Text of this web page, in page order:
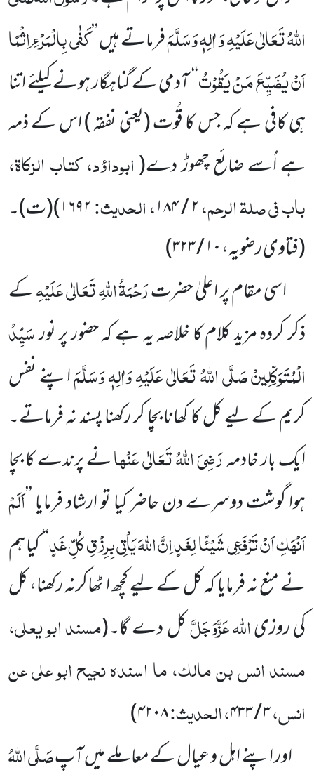
اللہُ تَعَالٰی عَلَیْہِ وَ اٰلِہٖ وَسَلَّمَفرماتے ہیں ’’کَفٰی بِالْمَرْ ءِ اِثْمًا
اَنْ یُضَیِّعَ مَنْ یَقُوْتُ‘‘آدمی کے گناہگار ہونے کیلئے اتنا
ہی کافی ہے کہ جس کا قُوت (یعنی نفقہ ) اس کے ذمہ
ہے اُسے ضائع چھوڑ دے(ابوداؤد، کتاب الزکاۃ،
باب فی صلۃ الرحم،۲ / ۱۸۴ ، الحدیث:۱۶۹۲) (ت)۔
(فتاوی رضویہ،۱۰ / ۳۲۳
)
اسی مقام پر اعلیٰ حضرترَحْمَۃُ اللہِ تَعَالٰی عَلَیْہِکے
ذکر کردہ مزید کلام کا خلاصہ یہ ہے کہ حضور پر نورسَیِّدُ
الْمُتَوَکِّلِینْ صَلَّی اللہُ تَعَالٰی عَلَیْہِ وَاٰلِہٖ وَسَلَّمَاپنے نفس
کریم کے لیے کل کا کھانا بچا کر رکھنا پسند نہ فرماتے۔
ایک بار خادمہرَضِیَ اللہُ تَعَالٰی عَنْہانے پرندے کا بچا
ہوا گوشت دوسرے دن حاضر کیا تو ارشاد فرمایا ’’اَلَمْ
اَنْہَکِ اَنْ تَرْفَعِی شَیْئًا لِغَدٍ اِنَّ اللہَ یَاْتِی بِرِزْقِ کُلِّ غَدٍ‘‘کیا ہم
نے منع نہ فرمایا کہ کل کے لیے کچھ ا ٹھاکرنہ رکھنا، کل
کی روزیاللہ عَزَّوَجَلَّکل دے گا۔(مسند ابو یعلی،
مسند انس بن مالک، ما اسندہ نجیح ابو علی عن
انس،۳ / ۴۳۳ ، الحدیث:۴۲۰۸)
اور اپنے اہل و عیال کے معاملے میں آپصَلَّی اللہُ